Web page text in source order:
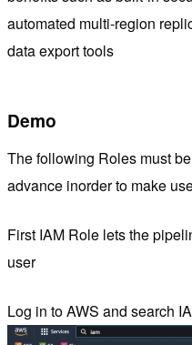
automated multi-region
data export tools
Demo
The following Roles must
advance inorder to make
First IAM Role lets the
user
Log in to AWS and search